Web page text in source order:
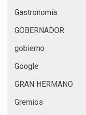
Gastronomía
GOBERNADOR
gobierno
Google
GRAN HERMANO
Gremios